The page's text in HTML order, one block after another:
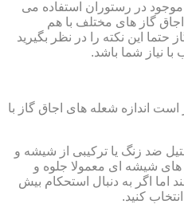
در رستوران استفاده می
گاز های مختلف با هم
این نکته را در نظر بگیرید
نیاز شما باشد.
اندازه شعله های اجاق گاز با
ضد زنگ یا ترکیبی از شیشه و
شیشه ای معمولا جلوه و
اما اگر به دنبال استحکام بیش
کنید.